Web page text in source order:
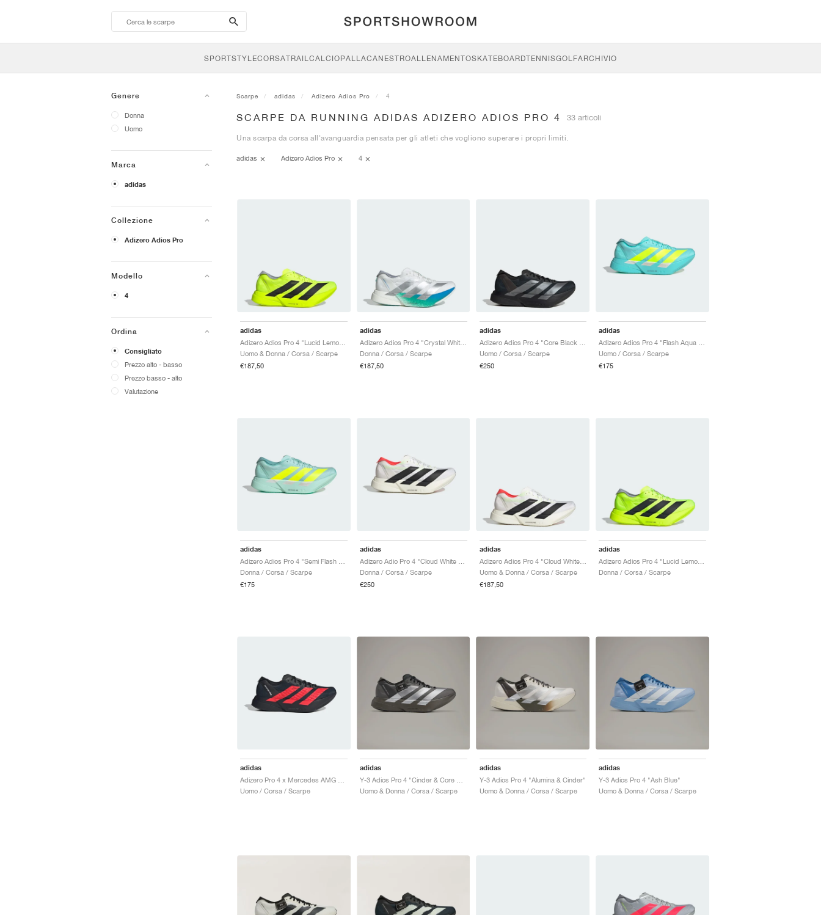
search-
btn
SPORTSTYLECORSATRAILCALCIOPALLACANESTROALLENAMENTOSKATEBOARDTENNISGOLFARCHIVIO
Genere
Donna
Uomo
Marca
adidas
Collezione
Adizero Adios Pro
Modello
4
Ordina
Consigliato
Prezzo alto - basso
Prezzo basso - alto
Valutazione
Scarpe adidas Adizero Adios Pro 4
SCARPE DA RUNNING ADIDAS ADIZERO ADIOS PRO 4 33 articoli
Una scarpa da corsa all'avanguardia pensata per gli atleti che vogliono superare i propri limiti.
adidas Adizero Adios Pro 4
adidas
Uomo & Donna / Corsa / Scarpe
€187,50
adidas
Adizero Adios Pro 4 "Crystal White & Matte Silver"
Donna / Corsa / Scarpe
€187,50
adidas
Uomo / Corsa / Scarpe
€250
adidas
Uomo / Corsa / Scarpe
€175
adidas
Donna / Corsa / Scarpe
€175
adidas
Donna / Corsa / Scarpe
€250
adidas
Adizero Adios Pro 4 "Cloud White & Core Black"
Uomo & Donna / Corsa / Scarpe
€187,50
adidas
Donna / Corsa / Scarpe
adidas
Uomo / Corsa / Scarpe
adidas
Uomo & Donna / Corsa / Scarpe
adidas
Y-3 Adios Pro 4 "Alumina & Cinder"
Uomo & Donna / Corsa / Scarpe
adidas
Y-3 Adios Pro 4 "Ash Blue"
Uomo & Donna / Corsa / Scarpe